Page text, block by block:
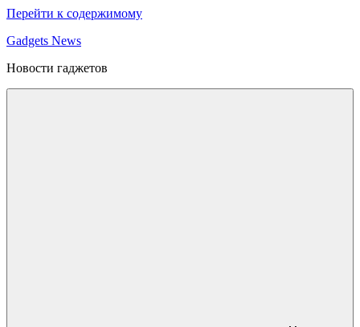
Перейти к содержимому
Gadgets News
Новости гаджетов